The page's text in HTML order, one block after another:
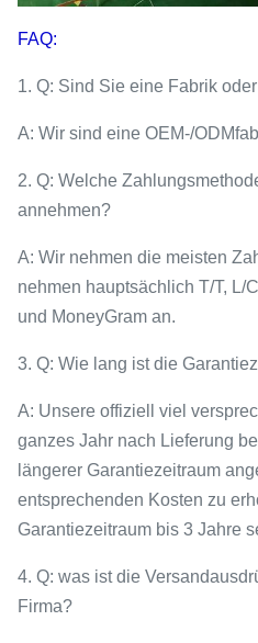
FAQ:
1. Q: Sind Sie eine Fabrik
A: Wir sind eine OEM-/
2. Q: Welche
annehmen?
A: Wir nehmen die meisten
nehmen hauptsächlich T/T, L/
und MoneyGram an.
3. Q: Wie lang ist die
A: Unsere offiziell viel
ganzes Jahr nach Lieferung
längerer Garantiezeitraum
entsprechenden Kosten zu
Garantiezeitraum bis 3 Jahre
4. Q: was ist die
Firma?